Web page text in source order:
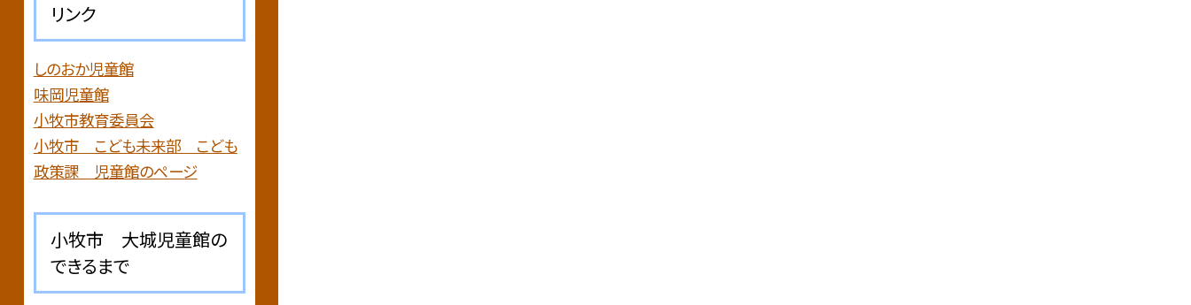
リンク
しのおか児童館
味岡児童館
小牧市教育委員会
小牧市 こども未来部 こども
政策課 児童館のページ
小牧市 大城児童館の
できるまで